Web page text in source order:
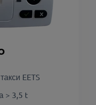
EETS
> 3,5 t